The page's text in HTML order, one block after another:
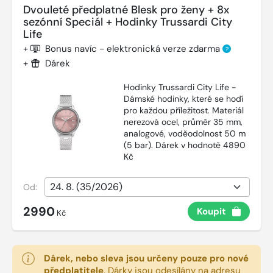
Dvouleté předplatné Blesk pro ženy + 8x
sezónní Speciál + Hodinky Trussardi City
Life
+ Bonus navíc - elektronická verze zdarma ?
+ Dárek
Hodinky Trussardi City Life -
Dámské hodinky, které se hodí
pro každou příležitost. Materiál
nerezová ocel, průměr 35 mm,
analogové, voděodolnost 50 m
(5 bar). Dárek v hodnotě 4890
Kč
Od:
2990 Kč Koupit
Dárek, nebo sleva jsou určeny pouze pro nové
předplatitele. Dárky jsou odesílány na adresu